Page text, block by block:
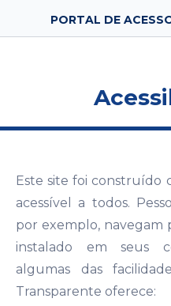
PORTAL DE
Este site foi construído
acessível a todos.
por exemplo, navegam
instalado em seus
algumas das
Transparente oferece: